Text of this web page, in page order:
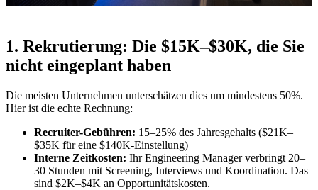
1. Rekrutierung: Die $15K–$30K, die Sie
nicht eingeplant haben
Die meisten Unternehmen unterschätzen dies um mindestens 50%.
Hier ist die echte Rechnung:
Recruiter-Gebühren: 15–25% des Jahresgehalts ($21K–
$35K für eine $140K-Einstellung)
Interne Zeitkosten: Ihr Engineering Manager verbringt 20–
30 Stunden mit Screening, Interviews und Koordination. Das
sind $2K–$4K an Opportunitätskosten.